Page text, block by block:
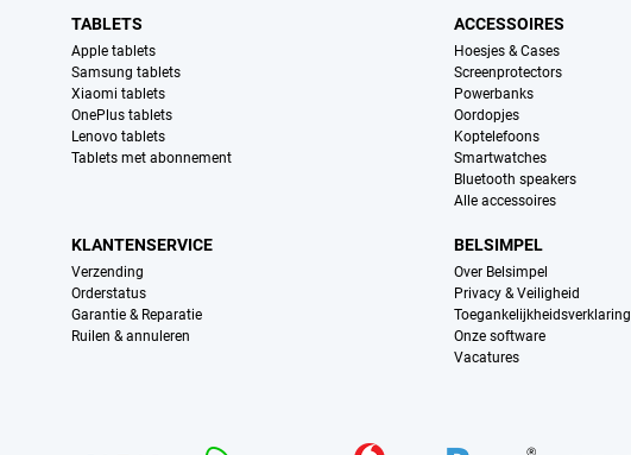
TABLETS
Apple tablets
Samsung tablets
Xiaomi tablets
OnePlus tablets
Lenovo tablets
Tablets met abonnement
ACCESSOIRES
Hoesjes & Cases
Screenprotectors
Powerbanks
Oordopjes
Koptelefoons
Smartwatches
Bluetooth speakers
Alle accessoires
KLANTENSERVICE
Verzending
Orderstatus
Garantie & Reparatie
Ruilen & annuleren
BELSIMPEL
Over Belsimpel
Privacy & Veiligheid
Toegankelijkheidsverklaring
Onze software
Vacatures